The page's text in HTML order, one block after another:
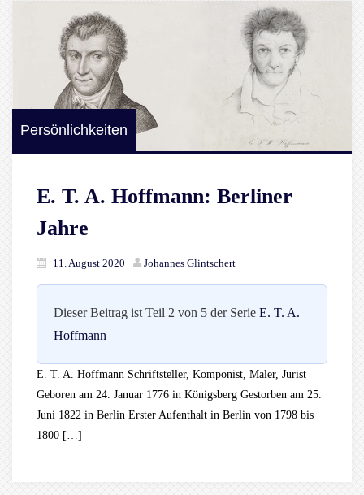
Persönlichkeiten
E. T. A. Hoffmann: Berliner
Jahre
11. August 2020 Johannes Glintschert
Dieser Beitrag ist Teil 2 von 5 der Serie E. T. A.
Hoffmann
E. T. A. Hoffmann Schriftsteller, Komponist, Maler, Jurist
Geboren am 24. Januar 1776 in Königsberg Gestorben am 25.
Juni 1822 in Berlin Erster Aufenthalt in Berlin von 1798 bis
1800 […]